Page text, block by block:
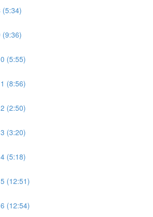
(5:34)
(9:36)
(5:55)
(8:56)
(2:50)
(3:20)
(5:18)
(12:51)
(12:54)